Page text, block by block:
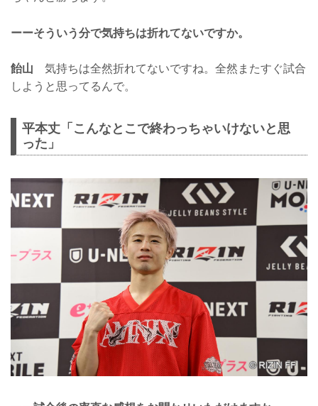
ーーそういう分で気持ちは折れてないですか。
飴山 気持ちは全然折れてないですね。全然またすぐ試合
しようと思ってるんで。
平本丈「こんなとこで終わっちゃいけないと思
った」